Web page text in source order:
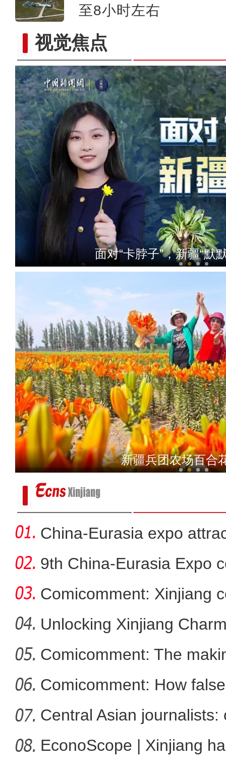
至8小时左右
视觉焦点
新疆：冬不拉伴奏 警民公园内
面对“卡脖子”，新疆“默
新疆学者解读民族团结进步促
棉花自清白，谎言终
新疆兵团农场百合
China-Eurasia expo
9th China-Eurasia Expo
Comicomment: Xinjiang
smear
Unlocking Xinjiang
Comicomment: The
narratives
Comicomment: How
Xin
Central Asian journalists:
EconoScope | Xinjiang